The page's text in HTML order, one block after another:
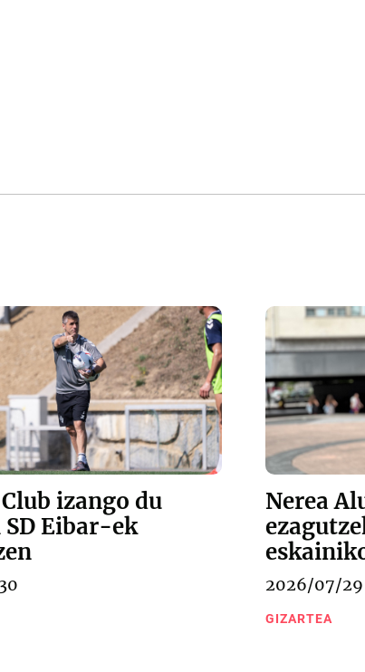
izango du
Eibar-ek
Nerea
2026/07/29
GIZARTEA